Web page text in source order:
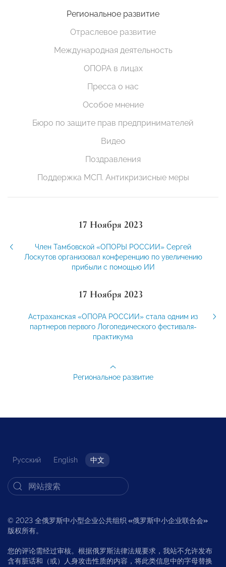
Региональное развитие
Отраслевое развитие
Международная деятельность
ОПОРА в лицах
Пресса о нас
Особое мнение
Бюро по защите прав предпринимателей
Видео
Поздравления
Поддержка МСП. Антикризисные меры
17 Ноября 2023
Член Тамбовской «ОПОРЫ РОССИИ» Сергей
Лоскутов организовал конференцию по увеличению
прибыли с помощью ИИ
17 Ноября 2023
Астраханская «ОПОРА РОССИИ» стала одним из
партнеров первого Логопедического фестиваля-
практикума
Региональное развитие
Русский English 中文
© 2023 全俄罗斯中小型企业公共组织 «俄罗斯中小企业联合会»
版权所有。
您的评论需经过审核。根据俄罗斯法律法规要求，我站不允许发布
含有脏话和（或）人身攻击性质的内容，将此类信息中的字母替换